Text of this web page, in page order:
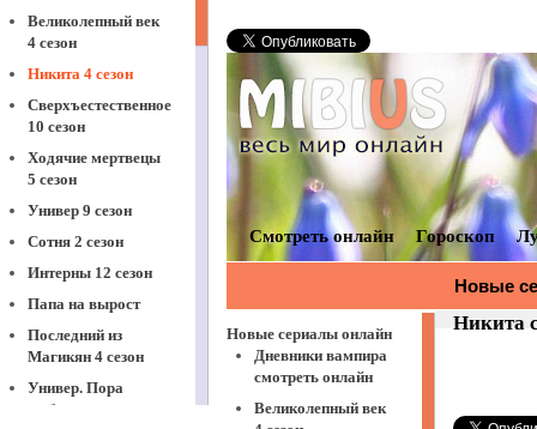
Великолепный век
4 сезон
Никита 4 сезон
Сверхъестественное
10 сезон
Ходячие мертвецы
5 сезон
Универ 9 сезон
Сотня 2 сезон
Интерны 12 сезон
Папа на вырост
Последний из
Магикян 4 сезон
Универ. Пора
выбирать